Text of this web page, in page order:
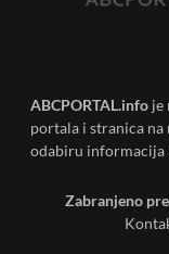
ABCPORTAL.info je
portala i stranica
odabiru informacija
Zabranjeno